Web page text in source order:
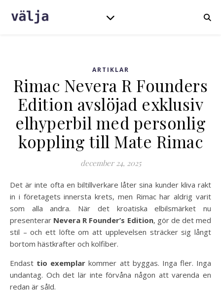
ARTIKLAR
Rimac Nevera R Founders
Edition avslöjad exklusiv
elhyperbil med personlig
koppling till Mate Rimac
december 24, 2025
Det är inte ofta en biltillverkare låter sina kunder kliva rakt
in i företagets innersta krets, men Rimac har aldrig varit
som alla andra. När det kroatiska elbilsmärket nu
presenterar Nevera R Founder’s Edition, gör de det med
stil – och ett löfte om att upplevelsen sträcker sig långt
bortom hästkrafter och kolfiber.
Endast tio exemplar kommer att byggas. Inga fler. Inga
undantag. Och det lär inte förvåna någon att varenda en
redan är såld.